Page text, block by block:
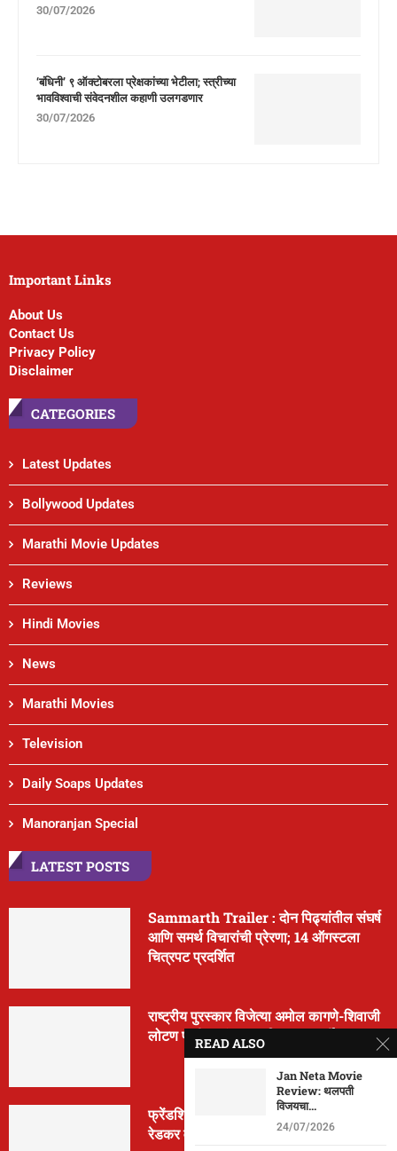
30/07/2026
‘बंधिनी’ ९ ऑक्टोबरला प्रेक्षकांच्या भेटीला; स्त्रीच्या
भावविश्वाची संवेदनशील कहाणी उलगडणार
30/07/2026
Important Links
About Us
Contact Us
Privacy Policy
Disclaimer
CATEGORIES
Latest Updates
Bollywood Updates
Marathi Movie Updates
Reviews
Hindi Movies
News
Marathi Movies
Television
Daily Soaps Updates
Manoranjan Special
LATEST POSTS
Sammarth Trailer : दोन पिढ्यांतील संघर्ष
आणि समर्थ विचारांची प्रेरणा; 14 ऑगस्टला
चित्रपट प्रदर्शित
राष्ट्रीय पुरस्कार विजेत्या अमोल कागणे-शिवाजी
लोटण पाटील यांचा नवा चित्रपट ‘मूर्ती’
फ्रेंडशिप डे निमित्त ‘मैत्रेया’ची घोषणा; क्रांती
रेडकर वानखेडे पुन्हा दिग्दर्शनात
READ ALSO
Jan Neta Movie
Review: थलपती
विजयचा...
24/07/2026